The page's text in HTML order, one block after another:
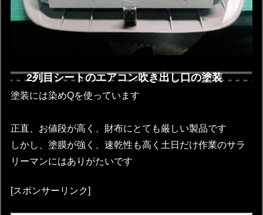
2列目シートのエアコン吹き出し口の塗装
塗装には染めQを使っています
正直、お値段が高く、財布にとても厳しい製品です
しかし、塗膜が強く、速乾性も高く土日だけ作業のサラ
リーマンにはありがたいです
[スポンサーリンク]